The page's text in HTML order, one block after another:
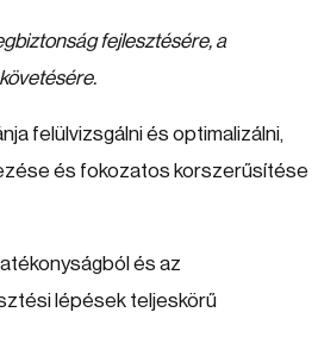
fejlesztésére, a
felülvizsgálni és optimalizálni,
és fokozatos korszerűsítése
és az
lépések teljeskörű